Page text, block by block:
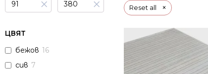
× ×
ЦВЯТ
бежов 16
сив 7
Reset all ×